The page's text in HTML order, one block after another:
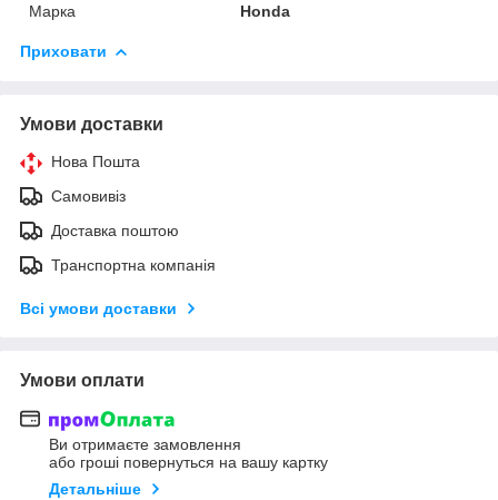
Марка
Honda
Приховати
Умови доставки
Нова Пошта
Самовивіз
Доставка поштою
Транспортна компанія
Всі умови доставки
Умови оплати
Ви отримаєте замовлення
або гроші повернуться на вашу картку
Детальніше